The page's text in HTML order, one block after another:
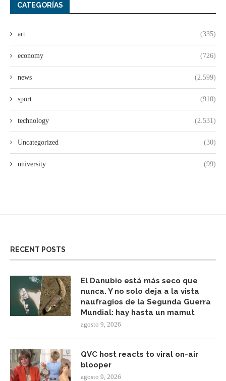
CATEGORÍAS
art (335)
economy (726)
news (2.599)
sport (910)
technology (2.531)
Uncategorized (30)
university (99)
RECENT POSTS
El Danubio está más seco que
nunca. Y no solo deja a la vista
naufragios de la Segunda Guerra
Mundial: hay hasta un mamut
agosto 9, 2026
QVC host reacts to viral on-air
blooper
agosto 9, 2026